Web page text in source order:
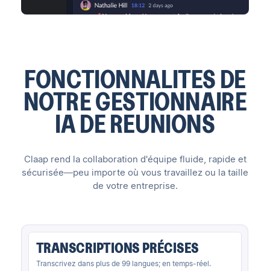
FONCTIONNALITES DE
NOTRE GESTIONNAIRE
IA DE REUNIONS
Claap rend la collaboration d'équipe fluide, rapide et
sécurisée—peu importe où vous travaillez ou la taille
de votre entreprise.
TRANSCRIPTIONS PRÉCISES
Transcrivez dans plus de 99 langues; en temps-réel.